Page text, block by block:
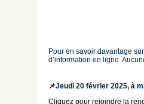
Pour en savoir davantage
d’information en ligne.
📌Jeudi 20 février 2025, à
Cliquez pour rejoindre la